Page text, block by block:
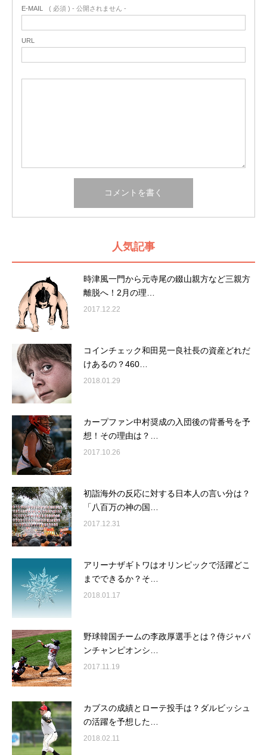
E-MAIL ( 必須 ) - 公開されません -
URL
人気記事
時津風一門から元寺尾の錣山親方など三親方
離脱へ！2月の理…
2017.12.22
コインチェック和田晃一良社長の資産どれだ
けあるの？460…
2018.01.29
カープファン中村奨成の入団後の背番号を予
想！その理由は？…
2017.10.26
初詣海外の反応に対する日本人の言い分は？
「八百万の神の国…
2017.12.31
アリーナザギトワはオリンピックで活躍どこ
までできるか？そ…
2018.01.17
野球韓国チームの李政厚選手とは？侍ジャパ
ンチャンピオンシ…
2017.11.19
カブスの成績とローテ投手は？ダルビッシュ
の活躍を予想した…
2018.02.11